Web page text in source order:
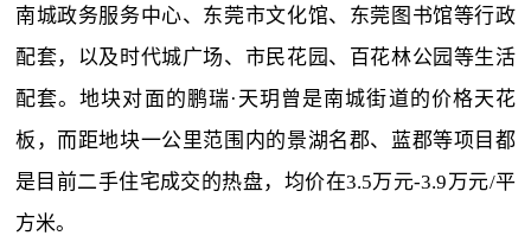
南城政务服务中心、东莞市文化馆、东莞图书馆等行政
配套，以及时代城广场、市民花园、百花林公园等生活
配套。地块对面的鹏瑞·天玥曾是南城街道的价格天花
板，而距地块一公里范围内的景湖名郡、蓝郡等项目都
是目前二手住宅成交的热盘，均价在3.5万元-3.9万元/平
方米。